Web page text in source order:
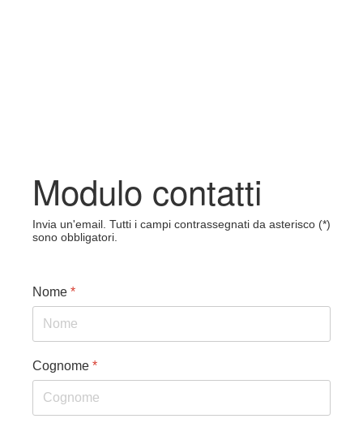
Modulo contatti
Invia un'email. Tutti i campi contrassegnati da asterisco (*)
sono obbligatori.
Nome *
Cognome *